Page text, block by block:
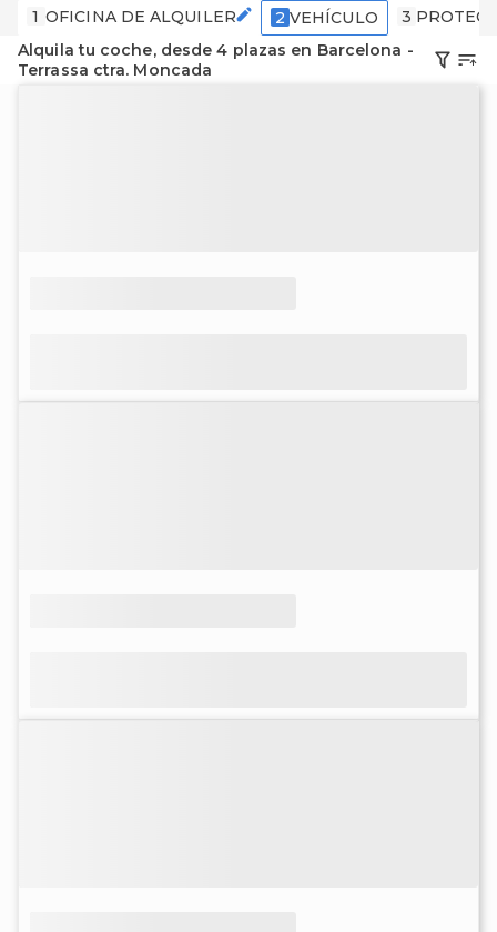
1 OFICINA DE ALQUILER 2 VEHÍCULO 3
Alquila tu coche, desde 4 plazas en Barcelona -
Terrassa ctra. Moncada